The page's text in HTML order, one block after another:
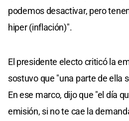
podemos desactivar, pero
hiper (inflación)".
El presidente electo criticó la
sostuvo que "una parte de ella
En ese marco, dijo que "el día
emisión, si no te cae la